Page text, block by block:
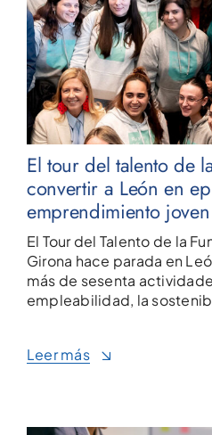
El tour del talento de
convertir a León en
emprendimiento
El Tour del Talento de la
Girona hace parada en
más de sesenta
empleabilidad, la
Leer más